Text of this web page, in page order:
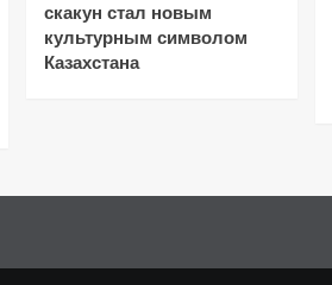
скакун стал новым
культурным символом
Казахстана